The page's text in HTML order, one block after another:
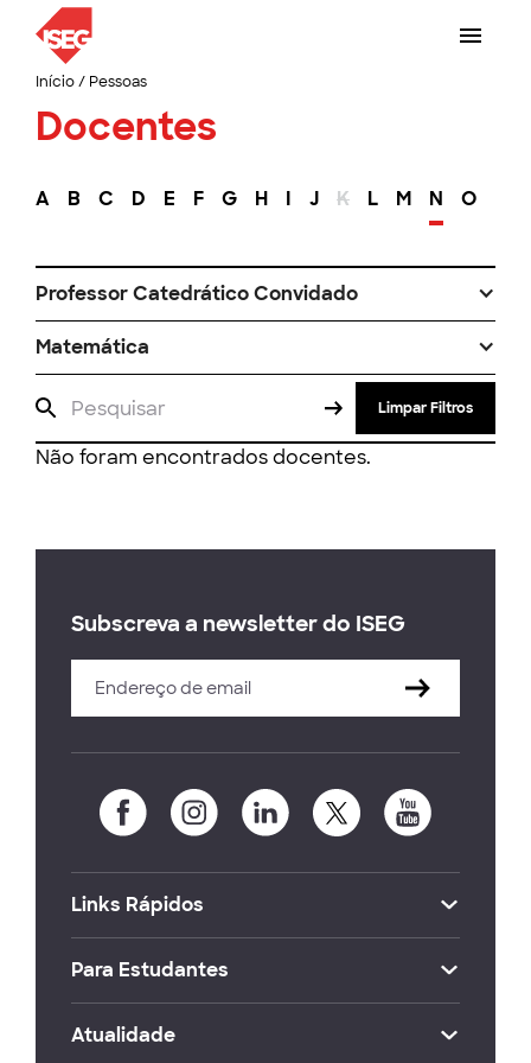
Início/ Pessoas
Docentes
A B C D E F G H I J K L M N O
Professor Catedrático Convidado
Matemática
Limpar Filtros
Não foram encontrados docentes.
Subscreva a newsletter do ISEG
Links Rápidos
Para Estudantes
Atualidade